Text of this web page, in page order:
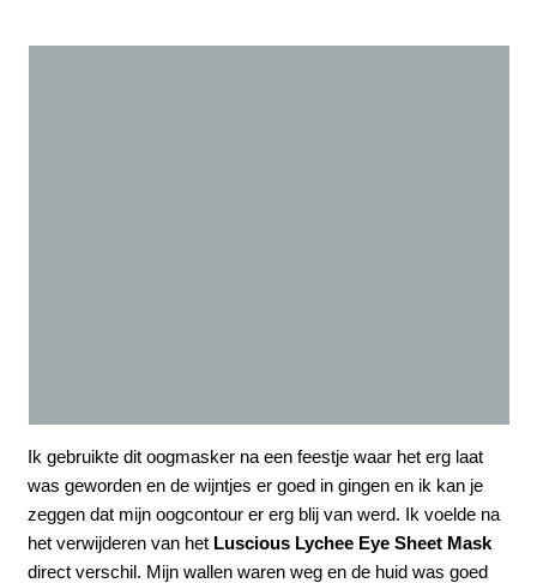
Ik gebruikte dit oogmasker na een feestje waar het erg laat
was geworden en de wijntjes er goed in gingen en ik kan je
zeggen dat mijn oogcontour er erg blij van werd. Ik voelde na
het verwijderen van het Luscious Lychee Eye Sheet Mask
direct verschil. Mijn wallen waren weg en de huid was goed